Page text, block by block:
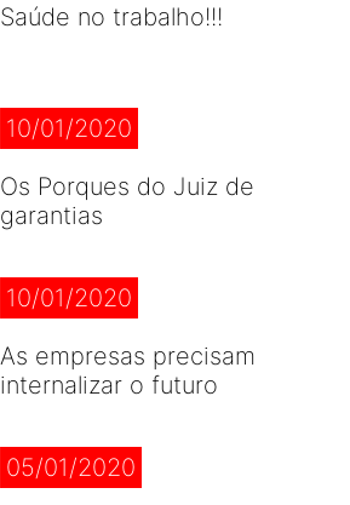
Saúde no trabalho!!!
10/01/2020
Os Porques do Juiz de
garantias
10/01/2020
As empresas precisam
internalizar o futuro
05/01/2020